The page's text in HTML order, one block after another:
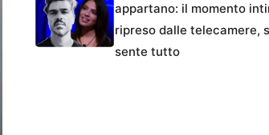
appartano: il momento
ripreso dalle telecamere,
sente tutto